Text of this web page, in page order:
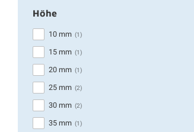
Höhe
10 mm (1)
15 mm (1)
20 mm (1)
25 mm (2)
30 mm (2)
35 mm (1)